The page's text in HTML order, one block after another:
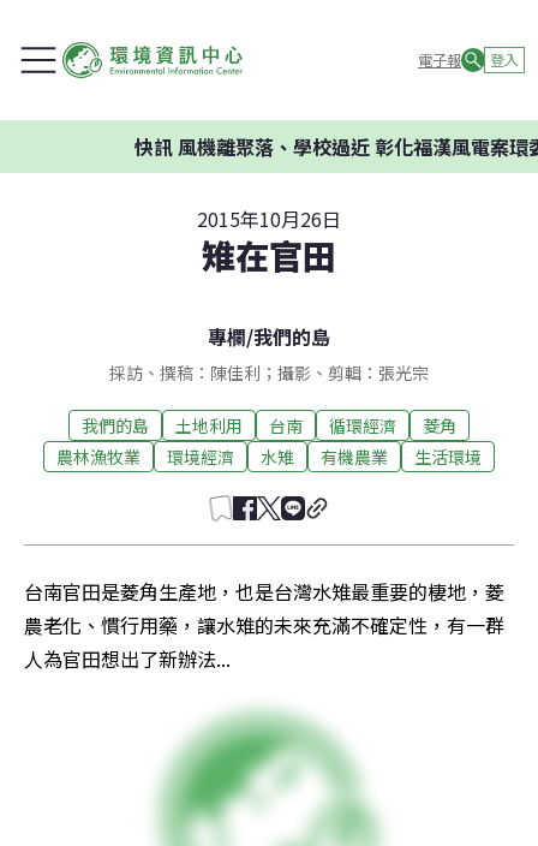
電子報 登入
風機離聚落、學校過近 彰化福漢風電案環委建議
2015年10月26日
雉在官田
專欄/我們的島
採訪、撰稿：陳佳利；攝影、剪輯：張光宗
我們的島 土地利用 台南 循環經濟
菱角
農林漁牧業
環境經濟 水雉 有機農業 生活環境
台南官田是菱角生產地，也是台灣水雉最重要的棲地，菱
農老化、慣行用藥，讓水雉的未來充滿不確定性，有一群
人為官田想出了新辦法...